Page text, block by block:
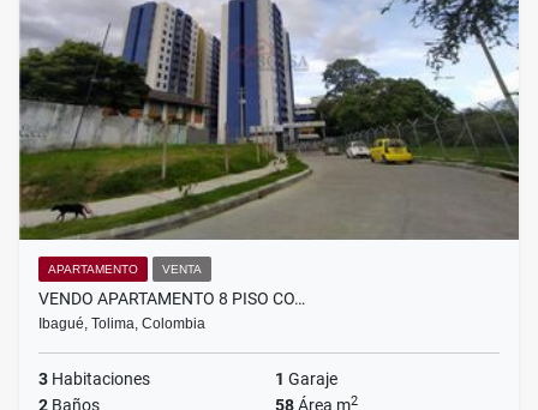
APARTAMENTO VENTA
VENDO APARTAMENTO 8 PISO CO…
Ibagué, Tolima, Colombia
3 Habitaciones 1 Garaje
2 Baños 58Área m2